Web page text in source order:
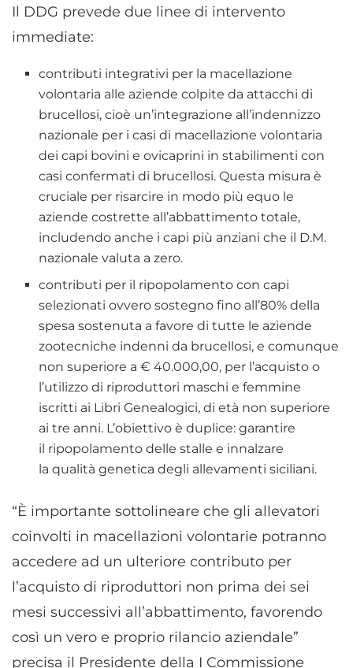
Il DDG prevede due linee di intervento
immediate:
contributi integrativi per la macellazione
volontaria alle aziende colpite da attacchi di
brucellosi, cioè un’integrazione all’indennizzo
nazionale per i casi di macellazione volontaria
dei capi bovini e ovicaprini in stabilimenti con
casi confermati di brucellosi. Questa misura è
cruciale per risarcire in modo più equo le
aziende costrette all’abbattimento totale,
includendo anche i capi più anziani che il D.M.
nazionale valuta a zero.
contributi per il ripopolamento con capi
selezionati ovvero sostegno fino all’80% della
spesa sostenuta a favore di tutte le aziende
zootecniche indenni da brucellosi, e comunque
non superiore a € 40.000,00, per l’acquisto o
l’utilizzo di riproduttori maschi e femmine
iscritti ai Libri Genealogici, di età non superiore
ai tre anni. L’obiettivo è duplice: garantire
il ripopolamento delle stalle e innalzare
la qualità genetica degli allevamenti siciliani.
“È importante sottolineare che gli allevatori
coinvolti in macellazioni volontarie potranno
accedere ad un ulteriore contributo per
l’acquisto di riproduttori non prima dei sei
mesi successivi all’abbattimento, favorendo
così un vero e proprio rilancio aziendale”
precisa il Presidente della I Commissione